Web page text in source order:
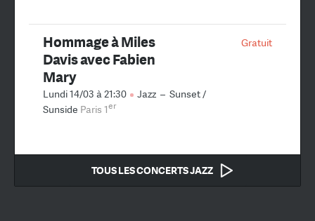
Gratuit
Hommage à Miles
Davis avec Fabien
Mary
Lundi 14/03 à 21:30 Jazz – Sunset /
Sunside Paris 1er
TOUS LES CONCERTS JAZZ